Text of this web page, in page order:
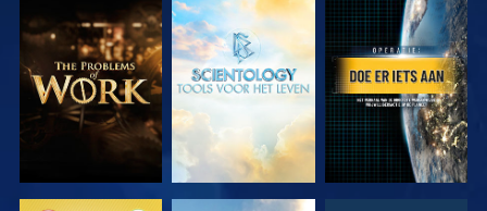
VERKEN DE
SERIE
VERKEN DE
SERIE
KIJK